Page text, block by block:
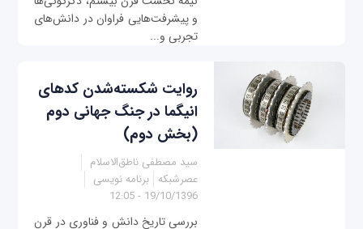
و پیشرفت‌هایی فراوان در دانش‌های
تجربی و...
روايت شكسته‌شدن كدهای
انيگما در جنگ جهانی دوم
(بخش دوم)
سید مصطفی ناطق‌الاسلام
عصرشبکه برنامه نویسی
19/10/1396 - 12:05
بررسی تاریخ دانش و فناوری در قرن